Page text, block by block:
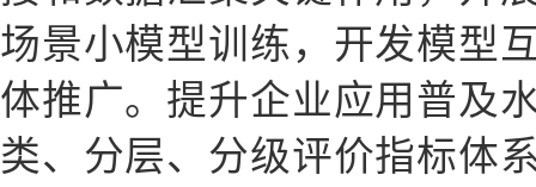
场景小模型训练，开发模型
体推广。提升企业应用普及
类、分层、分级评价指标体